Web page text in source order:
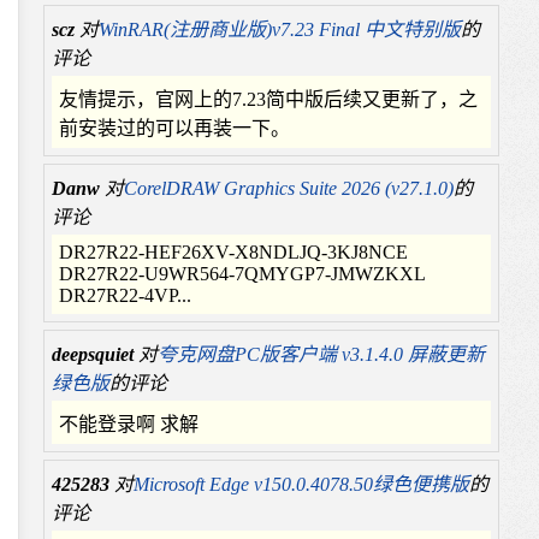
scz 对WinRAR(注册商业版)v7.23 Final 中文特别版的
评论
友情提示，官网上的7.23简中版后续又更新了，之
前安装过的可以再装一下。
Danw 对CorelDRAW Graphics Suite 2026 (v27.1.0)的
评论
DR27R22-HEF26XV-X8NDLJQ-3KJ8NCE
DR27R22-U9WR564-7QMYGP7-JMWZKXL
DR27R22-4VP...
deepsquiet 对夸克网盘PC版客户端 v3.1.4.0 屏蔽更新
绿色版的评论
不能登录啊 求解
425283 对Microsoft Edge v150.0.4078.50绿色便携版的
评论